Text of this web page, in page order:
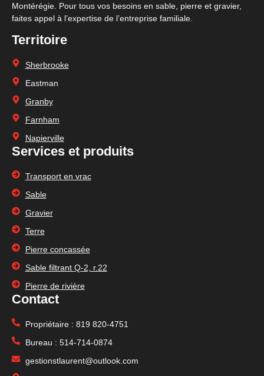
Montérégie. Pour tous vos besoins en sable, pierre et gravier,
faites appel à l’expertise de l’entreprise familiale
Territoire
Sherbrooke
Eastman
Granby
Farnham
Napierville
Services et produits
Transport en vrac
Sable
Gravier
Terre
Pierre concassée
Sable filtrant Q-2, r.22
Pierre de rivière
Contact
Propriétaire : 819 820-4751
Bureau : 514-714-0874
gestionstlaurent@outlook.com